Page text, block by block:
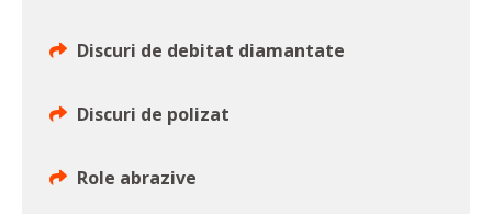
Discuri de debitat diamantate
Discuri de polizat
Role abrazive